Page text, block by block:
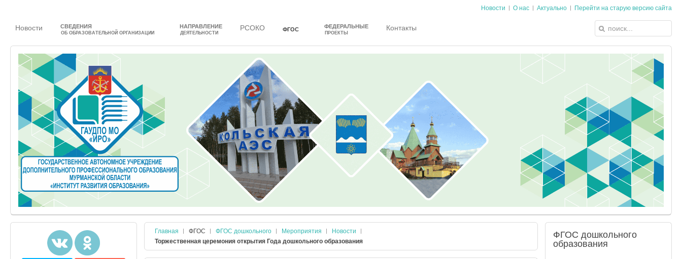
Новости О нас Актуально Перейти на старую версию сайта
Новости СВЕДЕНИЯ
ОБ ОБРАЗОВАТЕЛЬНОЙ ОРГАНИЗАЦИИ
НАПРАВЛЕНИЕ
ДЕЯТЕЛЬНОСТИ
РСОКО ФГОС ФЕДЕРАЛЬНЫЕ
ПРОЕКТЫ
Контакты
Главная ФГОС ФГОС дошкольного Мероприятия
Новости
Торжественная церемония открытия Года дошкольного образования
ФГОС дошкольного
образования